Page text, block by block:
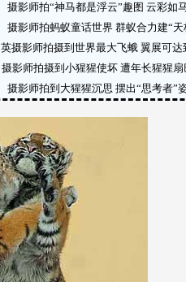
摄影师拍“神马都是浮云”趣图 云彩如
摄影师拍蚂蚁童话世界 群蚁合力建“天
英摄影师拍摄到世界最大飞蛾 翼展可达
摄影师拍摄到小猩猩使坏 遭年长猩猩扇
摄影师拍到大猩猩沉思 摆出“思考者”